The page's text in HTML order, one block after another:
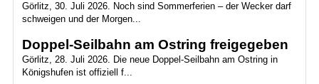
Görlitz, 30. Juli 2026. Noch sind Sommerferien – der Wecker darf
schweigen und der Morgen...
Doppel-Seilbahn am Ostring freigegeben
Görlitz, 28. Juli 2026. Die neue Doppel-Seilbahn am Ostring in
Königshufen ist offiziell f...